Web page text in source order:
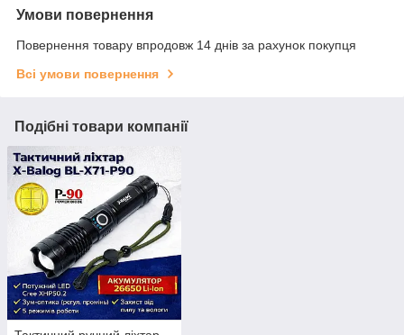
Умови повернення
Повернення товару впродовж 14 днів за рахунок покупця
Всі умови повернення
Подібні товари компанії